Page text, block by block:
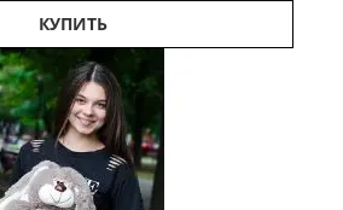
КУПИТЬ